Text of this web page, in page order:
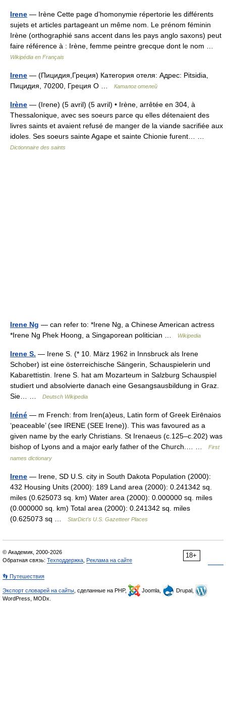
Irene — Irène Cette page d’homonymie répertorie les différents
sujets et articles partageant un même nom. Le prénom féminin
Irène (orthographié sans accent dans les pays anglo saxons) peut
faire référence à : Irène, femme peintre grecque dont le nom …
Wikipédia en Français
Irene — (Пицидия,Греция) Категория отеля: Адрес: Pitsidia,
Пицидия, 70200, Греция О …
Каталог отелей
Irène — (Irene) (5 avril) (5 avril) • Irène, arrêtée en 304, à
Thessalonique, avec ses soeurs parce qu elles détenaient des
livres saints et avaient refusé de manger de la viande sacrifiée aux
idoles. Ses soeurs sainte Agape et sainte Chionie furent… …
Dictionnaire des saints
Irene Ng — can refer to: *Irene Ng, a Chinese American actress
*Irene Ng Phek Hoong, a Singaporean politician …
Wikipedia
Irene S. — Irene S. (* 10. März 1962 in Innsbruck als Irene
Schober) ist eine österreichische Sängerin, Schauspielerin und
Kabarettistin. Irene S. hat am Mozarteum in Salzburg Schauspiel
studiert und absolvierte danach eine Gesangsausbildung in Graz.
Sie… …
Deutsch Wikipedia
Iréné — m French: from Iren(a)eus, Latin form of Greek Eirēnaios
‘peaceable’ (see IRENE (SEE Irene)). This was favoured as a
given name by the early Christians. St Irenaeus (c.125–c.202) was
bishop of Lyons and a major early father of the Church.… …
First
names dictionary
Irene — Irene, SD U.S. city in South Dakota Population (2000):
432 Housing Units (2000): 189 Land area (2000): 0.241342 sq.
miles (0.625073 sq. km) Water area (2000): 0.000000 sq. miles
(0.000000 sq. km) Total area (2000): 0.241342 sq. miles
(0.625073 sq …
StarDict's U.S. Gazetteer Places
18+
© Академик, 2000-2026
Обратная связь: Техподдержка Реклама на сайте
👣 Путешествия
Экспорт словарей на сайты , сделанные на PHP, Joomla,
Drupal,
WordPress, MODx.